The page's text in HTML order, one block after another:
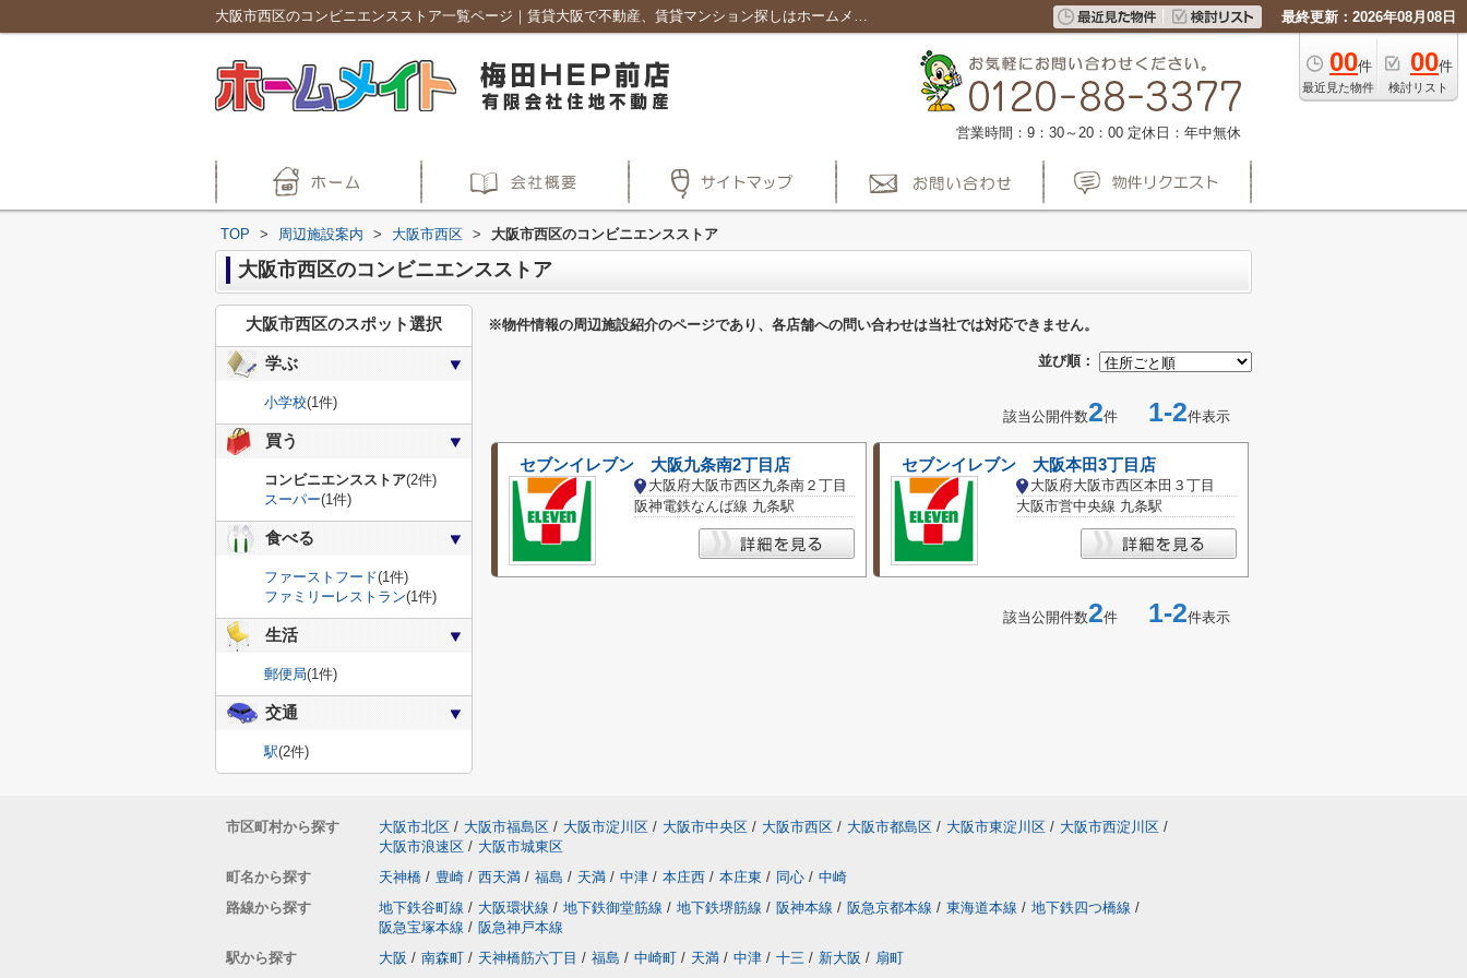
大阪市西区のコンビニエンスストア一覧ページ｜賃貸大阪で不動産、賃貸マンション探しはホームメイト梅田HEP前店 最終更新：2026年08月08日
00件
最近見た物件
00件
検討リスト
営業時間：9：30～20：00 定休日：年中無休
TOP > 周辺施設案内 > 大阪市西区 > 大阪市西区のコンビニエンスストア
大阪市西区のコンビニエンスストア
※物件情報の周辺施設紹介のページであり、各店舗への問い合わせは当社では対応できません。
並び順：
該当公開件数2件 1-2件表示
セブンイレブン 大阪九条南2丁目店
大阪府大阪市西区九条南２丁目
阪神電鉄なんば線 九条駅
セブンイレブン 大阪本田3丁目店
大阪府大阪市西区本田３丁目
大阪市営中央線 九条駅
該当公開件数2件 1-2件表示
大阪市西区のスポット選択
学ぶ
小学校(1件)
買う
コンビニエンスストア(2件)
スーパー(1件)
食べる
ファーストフード(1件)
ファミリーレストラン(1件)
生活
郵便局(1件)
交通
駅(2件)
市区町村から探す 大阪市北区 / 大阪市福島区 / 大阪市淀川区 / 大阪市中央区 / 大阪市西区 / 大阪市都島区 / 大阪市東淀川区 / 大阪市西淀川区 /
大阪市浪速区 / 大阪市城東区
町名から探す
天神橋 / 豊崎 / 西天満 / 福島 / 天満 / 中津 / 本庄西 / 本庄東 / 同心 / 中崎
路線から探す
地下鉄谷町線 / 大阪環状線 / 地下鉄御堂筋線 / 地下鉄堺筋線 / 阪神本線 / 阪急京都本線 / 東海道本線 / 地下鉄四つ橋線 /
阪急宝塚本線 / 阪急神戸本線
駅から探す
大阪 / 南森町 / 天神橋筋六丁目 / 福島 / 中崎町 / 天満 / 中津 / 十三 / 新大阪 / 扇町